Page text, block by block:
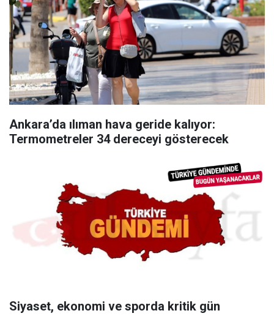
Ankara’da ılıman hava geride kalıyor:
Termometreler 34 dereceyi gösterecek
Siyaset, ekonomi ve sporda kritik gün